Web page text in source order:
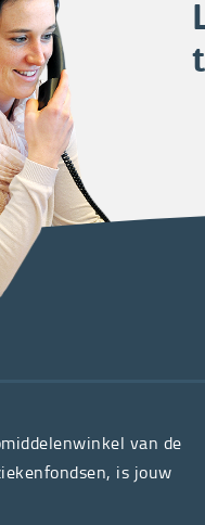
van de
is jouw